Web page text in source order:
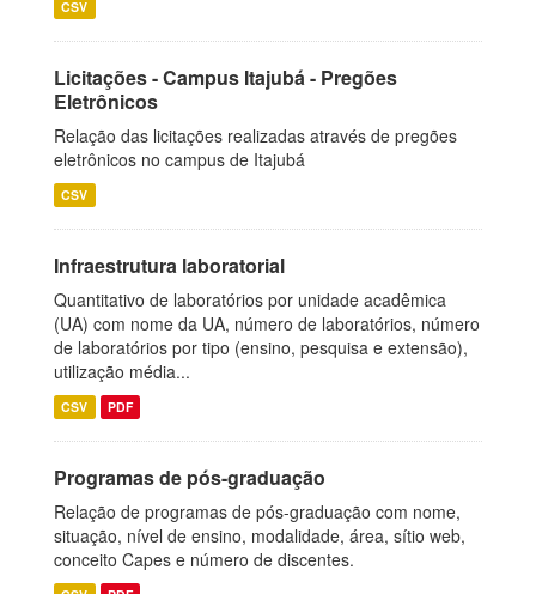
CSV
Licitações - Campus Itajubá - Pregões
Eletrônicos
Relação das licitações realizadas através de pregões
eletrônicos no campus de Itajubá
CSV
Infraestrutura laboratorial
Quantitativo de laboratórios por unidade acadêmica
(UA) com nome da UA, número de laboratórios, número
de laboratórios por tipo (ensino, pesquisa e extensão),
utilização média...
CSV PDF
Programas de pós-graduação
Relação de programas de pós-graduação com nome,
situação, nível de ensino, modalidade, área, sítio web,
conceito Capes e número de discentes.